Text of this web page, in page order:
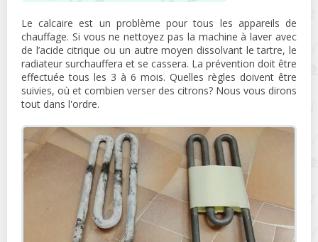
Le calcaire est un problème pour tous les appareils de
chauffage. Si vous ne nettoyez pas la machine à laver avec
de l’acide citrique ou un autre moyen dissolvant le tartre, le
radiateur surchauffera et se cassera. La prévention doit être
effectuée tous les 3 à 6 mois. Quelles règles doivent être
suivies, où et combien verser des citrons? Nous vous dirons
tout dans l'ordre.